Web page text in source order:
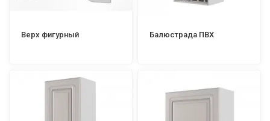
Верх фигурный Балюстрада ПВХ